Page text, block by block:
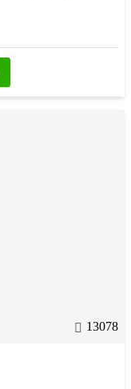
13078